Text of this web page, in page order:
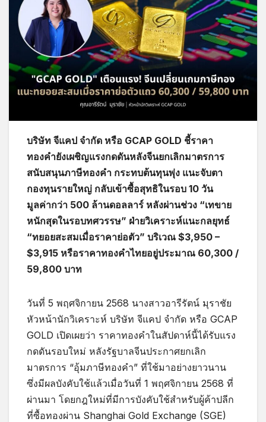
บริษัท จีแคป จำกัด หรือ GCAP GOLD ชี้ราคา
ทองคำยังเผชิญแรงกดดันหลังจีนยกเลิกมาตรการ
สนับสนุนภาษีทองคำ กระทบต้นทุนพุ่ง แนะจับตา
กองทุนรายใหญ่ กลับเข้าซื้อสุทธิในรอบ 10 วัน
มูลค่ากว่า 500 ล้านดอลลาร์ หลังผ่านช่วง “เทขาย
หนักสุดในรอบทศวรรษ” ฝ่ายวิเคราะห์แนะกลยุทธ์
“ทยอยสะสมเมื่อราคาย่อตัว” บริเวณ $3,950 –
$3,915 หรือราคาทองคำไทยอยู่ประมาณ 60,300 /
59,800 บาท
วันที่ 5 พฤศจิกายน 2568 นางสาวอารีรัตน์ มุราชัย
หัวหน้านักวิเคราะห์ บริษัท จีแคป จำกัด หรือ GCAP
GOLD เปิดเผยว่า ราคาทองคำในสัปดาห์นี้ได้รับแรง
กดดันรอบใหม่ หลังรัฐบาลจีนประกาศยกเลิก
มาตรการ “อุ้มภาษีทองคำ” ที่ใช้มาอย่างยาวนาน
ซึ่งมีผลบังคับใช้แล้วเมื่อวันที่ 1 พฤศจิกายน 2568 ที่
ผ่านมา โดยกฎใหม่ที่มีการบังคับใช้สำหรับผู้ค้าปลีก
ที่ซื้อทองผ่าน Shanghai Gold Exchange (SGE)